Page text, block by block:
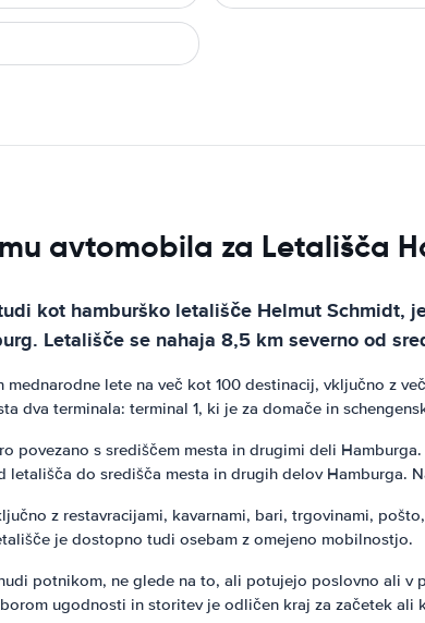
avtomobila za Letališča
kot hamburško letališče Helmut
Letališče se nahaja 8,5 km severno od
lete na več kot 100 destinacij, vključno z
dva terminala: terminal 1, ki je za domače in
povezano s središčem mesta in drugimi deli
do središča mesta in drugih delov Hamburga.
z restavracijami, kavarnami, bari, trgovinami,
je dostopno tudi osebam z omejeno mobilnostjo.
potnikom, ne glede na to, ali potujejo poslovno ali
ugodnosti in storitev je odličen kraj za začetek ali